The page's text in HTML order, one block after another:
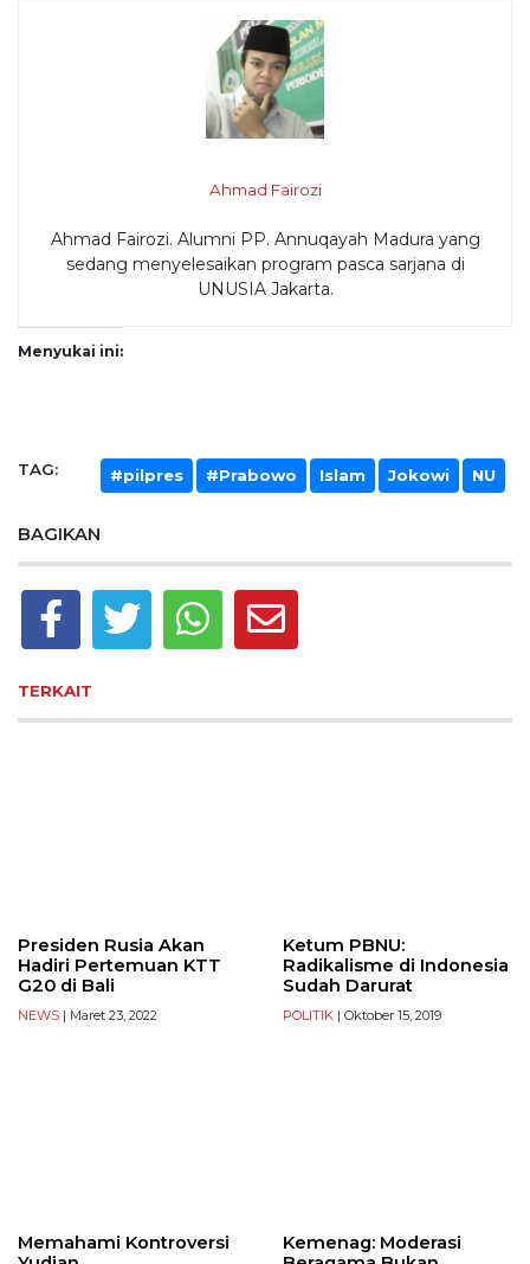
Ahmad Fairozi
Ahmad Fairozi. Alumni PP. Annuqayah Madura yang
sedang menyelesaikan program pasca sarjana di
UNUSIA Jakarta.
Menyukai ini:
TAG: #pilpres #Prabowo Islam Jokowi NU
BAGIKAN
TERKAIT
Presiden Rusia Akan
Hadiri Pertemuan KTT
G20 di Bali
NEWS | Maret 23, 2022
Ketum PBNU:
Radikalisme di Indonesia
Sudah Darurat
POLITIK | Oktober 15, 2019
Memahami Kontroversi
Kemenag: Moderasi